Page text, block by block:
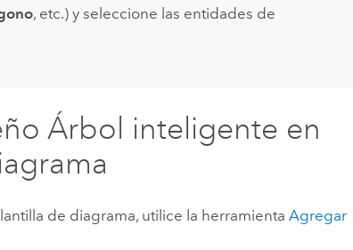
, etc.) y seleccione las entidades de
Árbol inteligente en
de diagrama, utilice la herramientaAgregar